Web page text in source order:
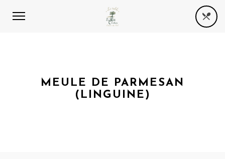
MEULE DE PARMESAN
(LINGUINE)